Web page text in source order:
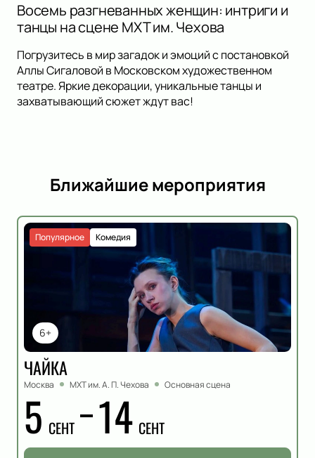
Восемь разгневанных женщин: интриги и
танцы на сцене МХТ им. Чехова
Погрузитесь в мир загадок и эмоций с постановкой
Аллы Сигаловой в Московском художественном
театре. Яркие декорации, уникальные танцы и
захватывающий сюжет ждут вас!
Ближайшие мероприятия
6+
Комедия
Популярное
ЧАЙКА
Москва МХТ им. А. П. Чехова Основная сцена
5 СЕНТ 14 СЕНТ